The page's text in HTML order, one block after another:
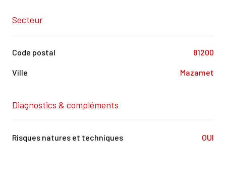
Secteur
Code postal 81200
Ville Mazamet
Diagnostics & compléments
Risques natures et techniques OUI